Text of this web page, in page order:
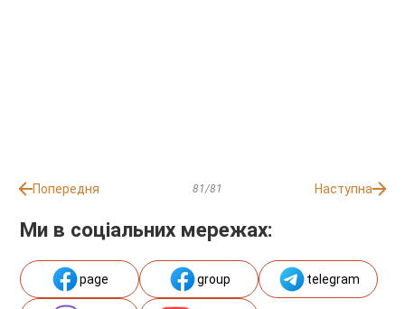
Попередня 81/81 Наступна
Ми в соціальних мережах:
page group telegram